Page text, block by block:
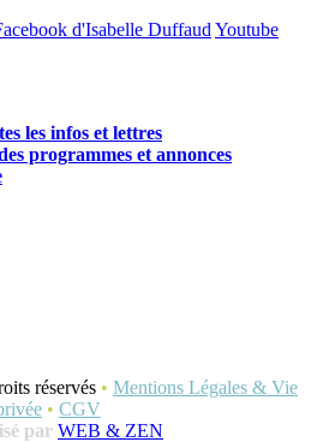
d'Isabelle Duffaud Youtube
les infos et lettres
programmes et annonces
réservés • Mentions Légales & Vie
• CGV
par WEB & ZEN